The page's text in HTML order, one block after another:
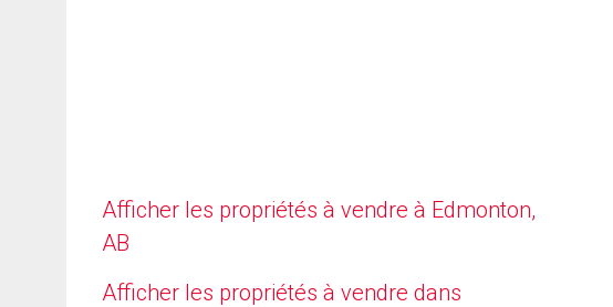
Afficher les propriétés à vendre à Edmonton,
AB
Afficher les propriétés à vendre dans